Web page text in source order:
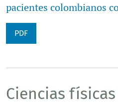
pacientes colombianos
PDF
Ciencias físicas